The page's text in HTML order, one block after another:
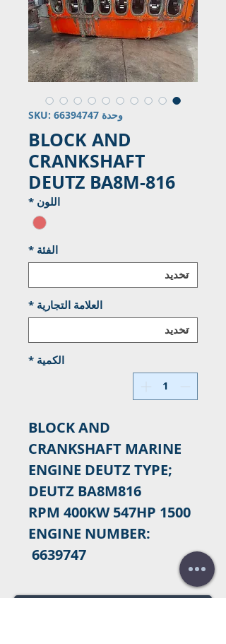
وحدة SKU: 66394747
BLOCK AND
CRANKSHAFT
DEUTZ BA8M-816
اللون *
الفئة *
العلامة التجارية *
الكمية *
BLOCK AND
CRANKSHAFT MARINE
ENGINE DEUTZ TYPE;
DEUTZ BA8M816
1500 RPM 400KW 547HP
ENGINE NUMBER:
6639747
اتصل بنا للشراء